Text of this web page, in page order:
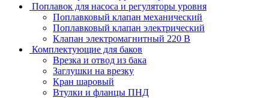
Поплавок для насоса и регуляторы уровня
Поплавковый клапан механический
Поплавковый клапан электрический
Клапан электромагнитный 220 В
Комплектующие для баков
Врезка и отвод из бака
Заглушки на врезку
Кран шаровый
Втулки и фланцы ПНД